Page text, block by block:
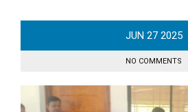
JUN 27 2025
NO COMMENTS